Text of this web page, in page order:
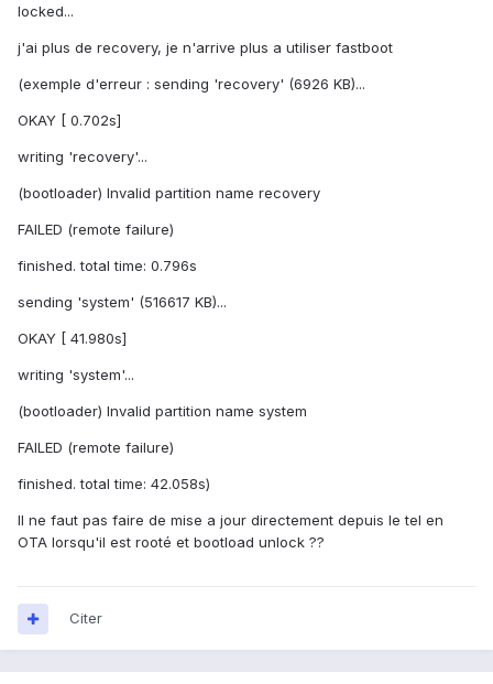
locked...
j'ai plus de recovery, je n'arrive plus a utiliser fastboot
(exemple d'erreur : sending 'recovery' (6926 KB)...
OKAY [ 0.702s]
writing 'recovery'...
(bootloader) Invalid partition name recovery
FAILED (remote failure)
finished. total time: 0.796s
sending 'system' (516617 KB)...
OKAY [ 41.980s]
writing 'system'...
(bootloader) Invalid partition name system
FAILED (remote failure)
finished. total time: 42.058s)
Il ne faut pas faire de mise a jour directement depuis le tel en
OTA lorsqu'il est rooté et bootload unlock ??
Citer